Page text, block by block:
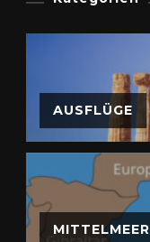
AUSFLÜGE
MITTELMEER